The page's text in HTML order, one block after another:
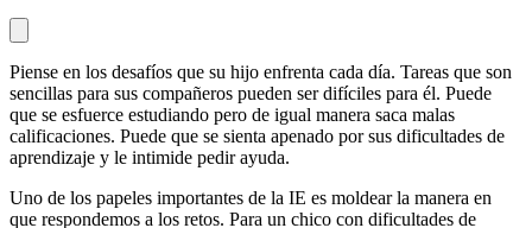
Piense en los desafíos que su hijo enfrenta cada día. Tareas que son
sencillas para sus compañeros pueden ser difíciles para él. Puede
que se esfuerce estudiando pero de igual manera saca malas
calificaciones. Puede que se sienta apenado por sus dificultades de
aprendizaje y le intimide pedir ayuda.
Uno de los papeles importantes de la IE es moldear la manera en
que respondemos a los retos. Para un chico con dificultades de